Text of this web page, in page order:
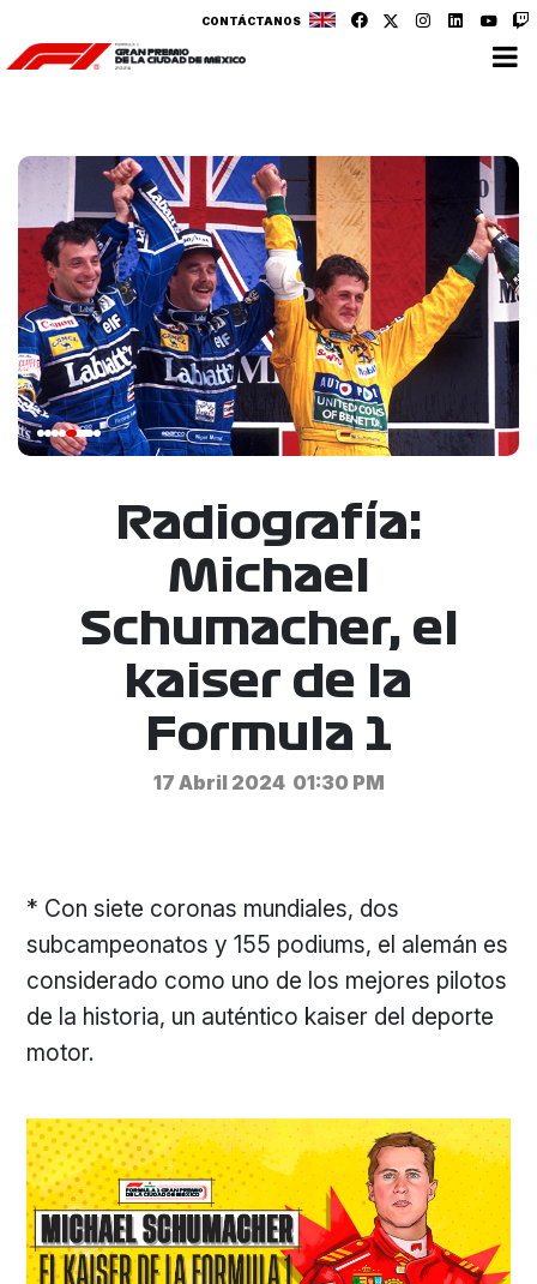
CONTÁCTANOS
Radiografía:
Michael
Schumacher, el
kaiser de la
Formula 1
17 Abril 2024 01:30 PM
* Con siete coronas mundiales, dos
subcampeonatos y 155 podiums, el alemán es
considerado como uno de los mejores pilotos
de la historia, un auténtico kaiser del deporte
motor.